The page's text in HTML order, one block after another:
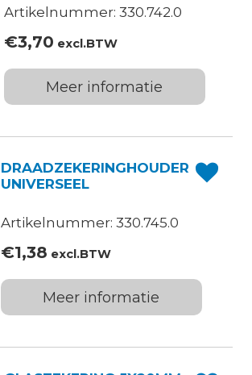
Artikelnummer: 330.742.0
€3,70 excl.BTW
Meer informatie
DRAADZEKERINGHOUDER
UNIVERSEEL
Artikelnummer: 330.745.0
€1,38 excl.BTW
Meer informatie